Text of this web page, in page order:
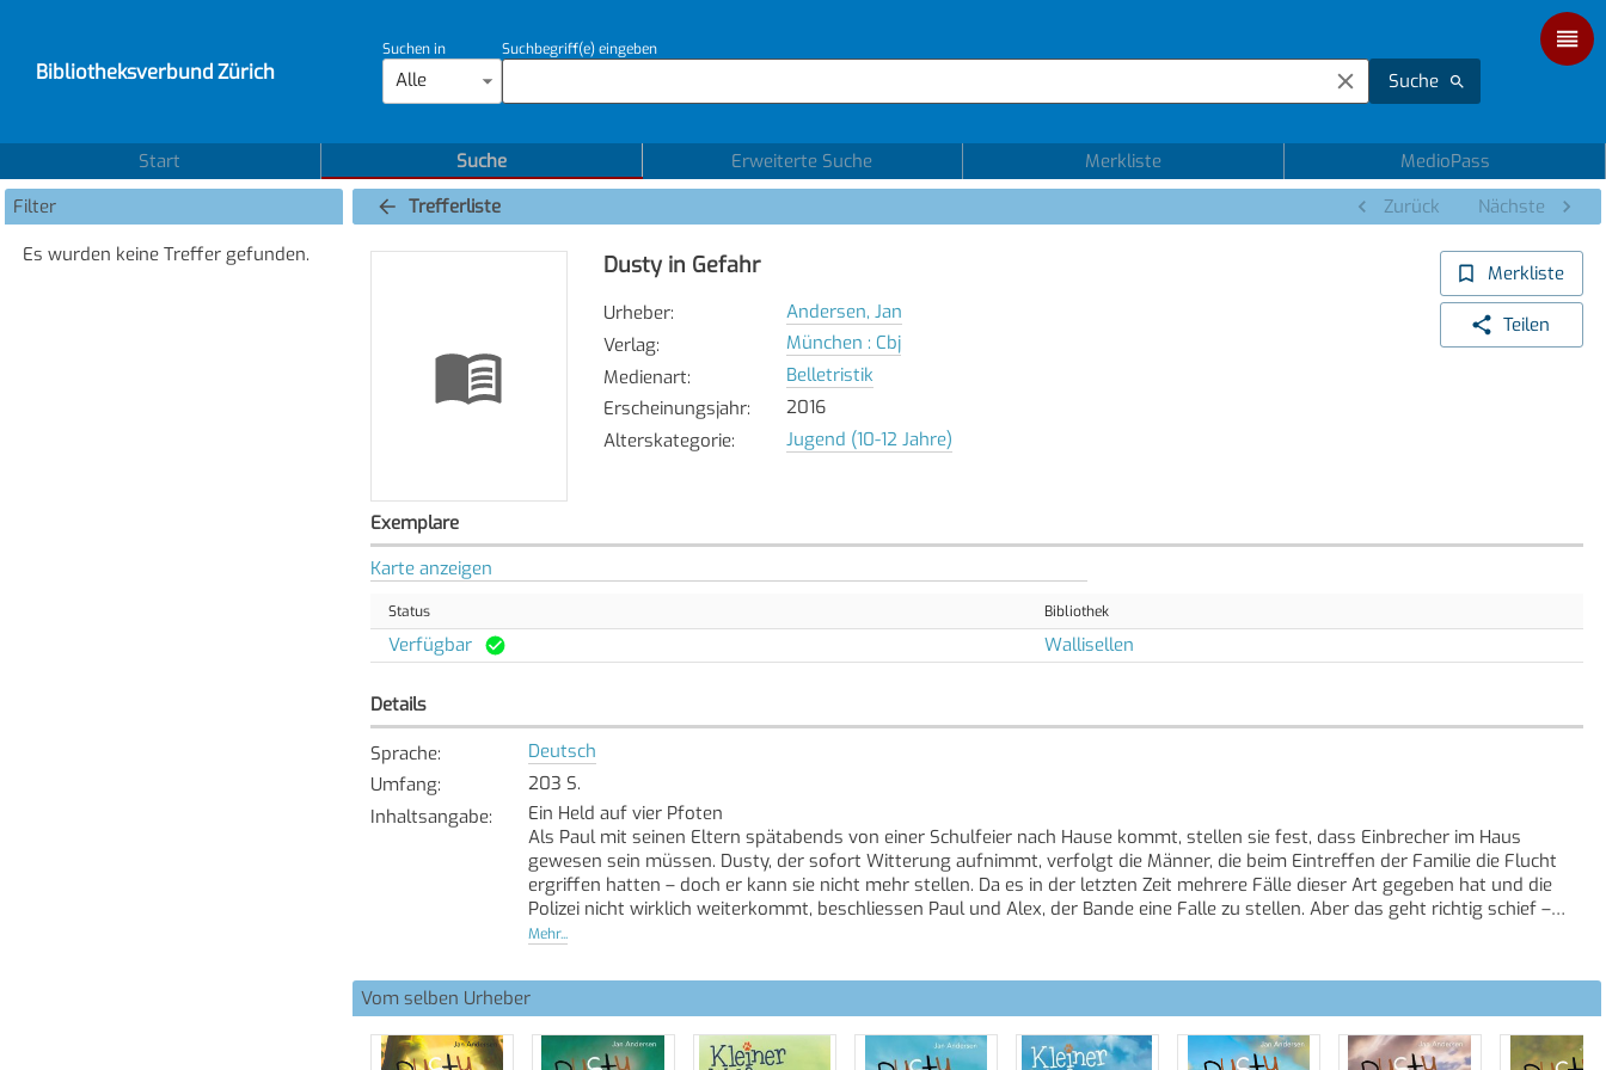
Bibliotheksverbund Zürich
Suchen in
Alle
Suchbegriff(e) eingeben
Suche
Start Suche Erweiterte Suche Merkliste
MedioPass
Filter
Es wurden keine Treffer gefunden.
Trefferliste Zurück Nächste
Dusty in Gefahr
Urheber:
Andersen, Jan
Verlag:
München : Cbj
Medienart:
Belletristik
Erscheinungsjahr:
2016
Alterskategorie: Jugend (10-12 Jahre)
Merkliste
Teilen
Exemplare
Karte anzeigen
Status Bibliothek
Verfügbar Wallisellen
Details
Sprache:
Deutsch
Umfang:
203 S.
Inhaltsangabe:
Ein Held auf vier Pfoten
Als Paul mit seinen Eltern spätabends von einer Schulfeier nach Hause kommt, stellen sie fest, dass Einbrecher im Haus
gewesen sein müssen. Dusty, der sofort Witterung aufnimmt, verfolgt die Männer, die beim Eintreffen der Familie die Flucht
ergriffen hatten – doch er kann sie nicht mehr stellen. Da es in der letzten Zeit mehrere Fälle dieser Art gegeben hat und die
Polizei nicht wirklich weiterkommt, beschliessen Paul und Alex, der Bande eine Falle zu stellen. Aber das geht richtig schief –
und plötzlich ist auch noch Dusty verschwunden! Haben die Verbrecher ihn gekidnappt? Paul weiss nur eins: Er muss Dusty
Mehr...
Vom selben Urheber